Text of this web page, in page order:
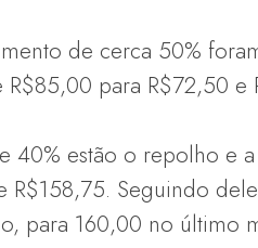
de cerca 50%
para R$72,50 e
40% estão o repolho e
R$158,75. Seguindo
para 160,00 no último